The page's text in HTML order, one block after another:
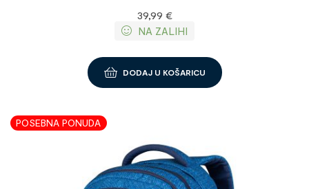
39,99 €
NA ZALIHI
DODAJ U KOŠARICU
POSEBNA PONUDA